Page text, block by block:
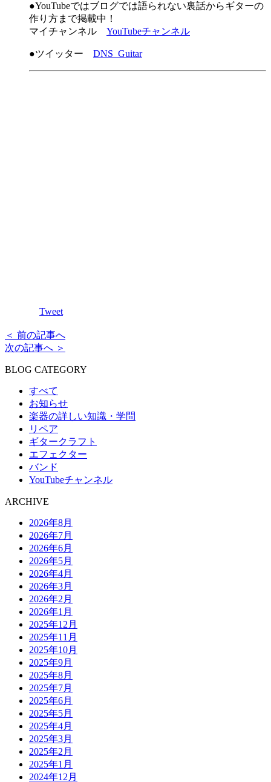
●YouTubeではブログでは語られない裏話からギターの
作り方まで掲載中！
マイチャンネル YouTubeチャンネル
●ツイッター DNS_Guitar
Tweet
＜ 前の記事へ
次の記事へ ＞
BLOG CATEGORY
すべて
お知らせ
楽器の詳しい知識・学問
リペア
ギタークラフト
エフェクター
バンド
YouTubeチャンネル
ARCHIVE
2026年8月
2026年7月
2026年6月
2026年5月
2026年4月
2026年3月
2026年2月
2026年1月
2025年12月
2025年11月
2025年10月
2025年9月
2025年8月
2025年7月
2025年6月
2025年5月
2025年4月
2025年3月
2025年2月
2025年1月
2024年12月